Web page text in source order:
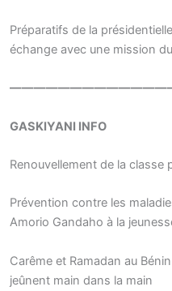
Préparatifs de la
échange avec une mission
GASKIYANI INFO
Renouvellement de la classe
Prévention contre les
Amorio Gandaho à la
Carême et Ramadan au
jeûnent main dans la main